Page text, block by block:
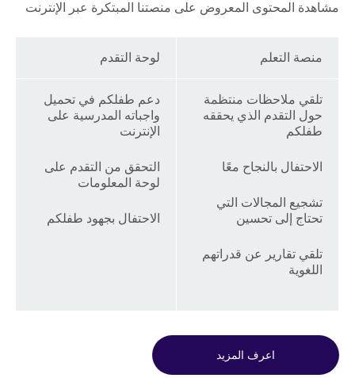
مشاهدة المحتوى المعروض على منصتنا المبتكرة عبر الإنترنت
منصة التعلم لوحة التقدم
تلقي ملاحظات منتظمة
حول التقدم الذي يحققه
طفلكم
الاحتفال بالنجاح معًا
تشجيع المجالات التي
تحتاج إلى تحسين
تلقي تقارير عن قدراتهم
اللغوية
دعم طفلكم في تحميل
واجباته المدرسية على
الإنترنت
التحقق من التقدم على
لوحة المعلومات
الاحتفال بجهود طفلكم
اعرف المزيد